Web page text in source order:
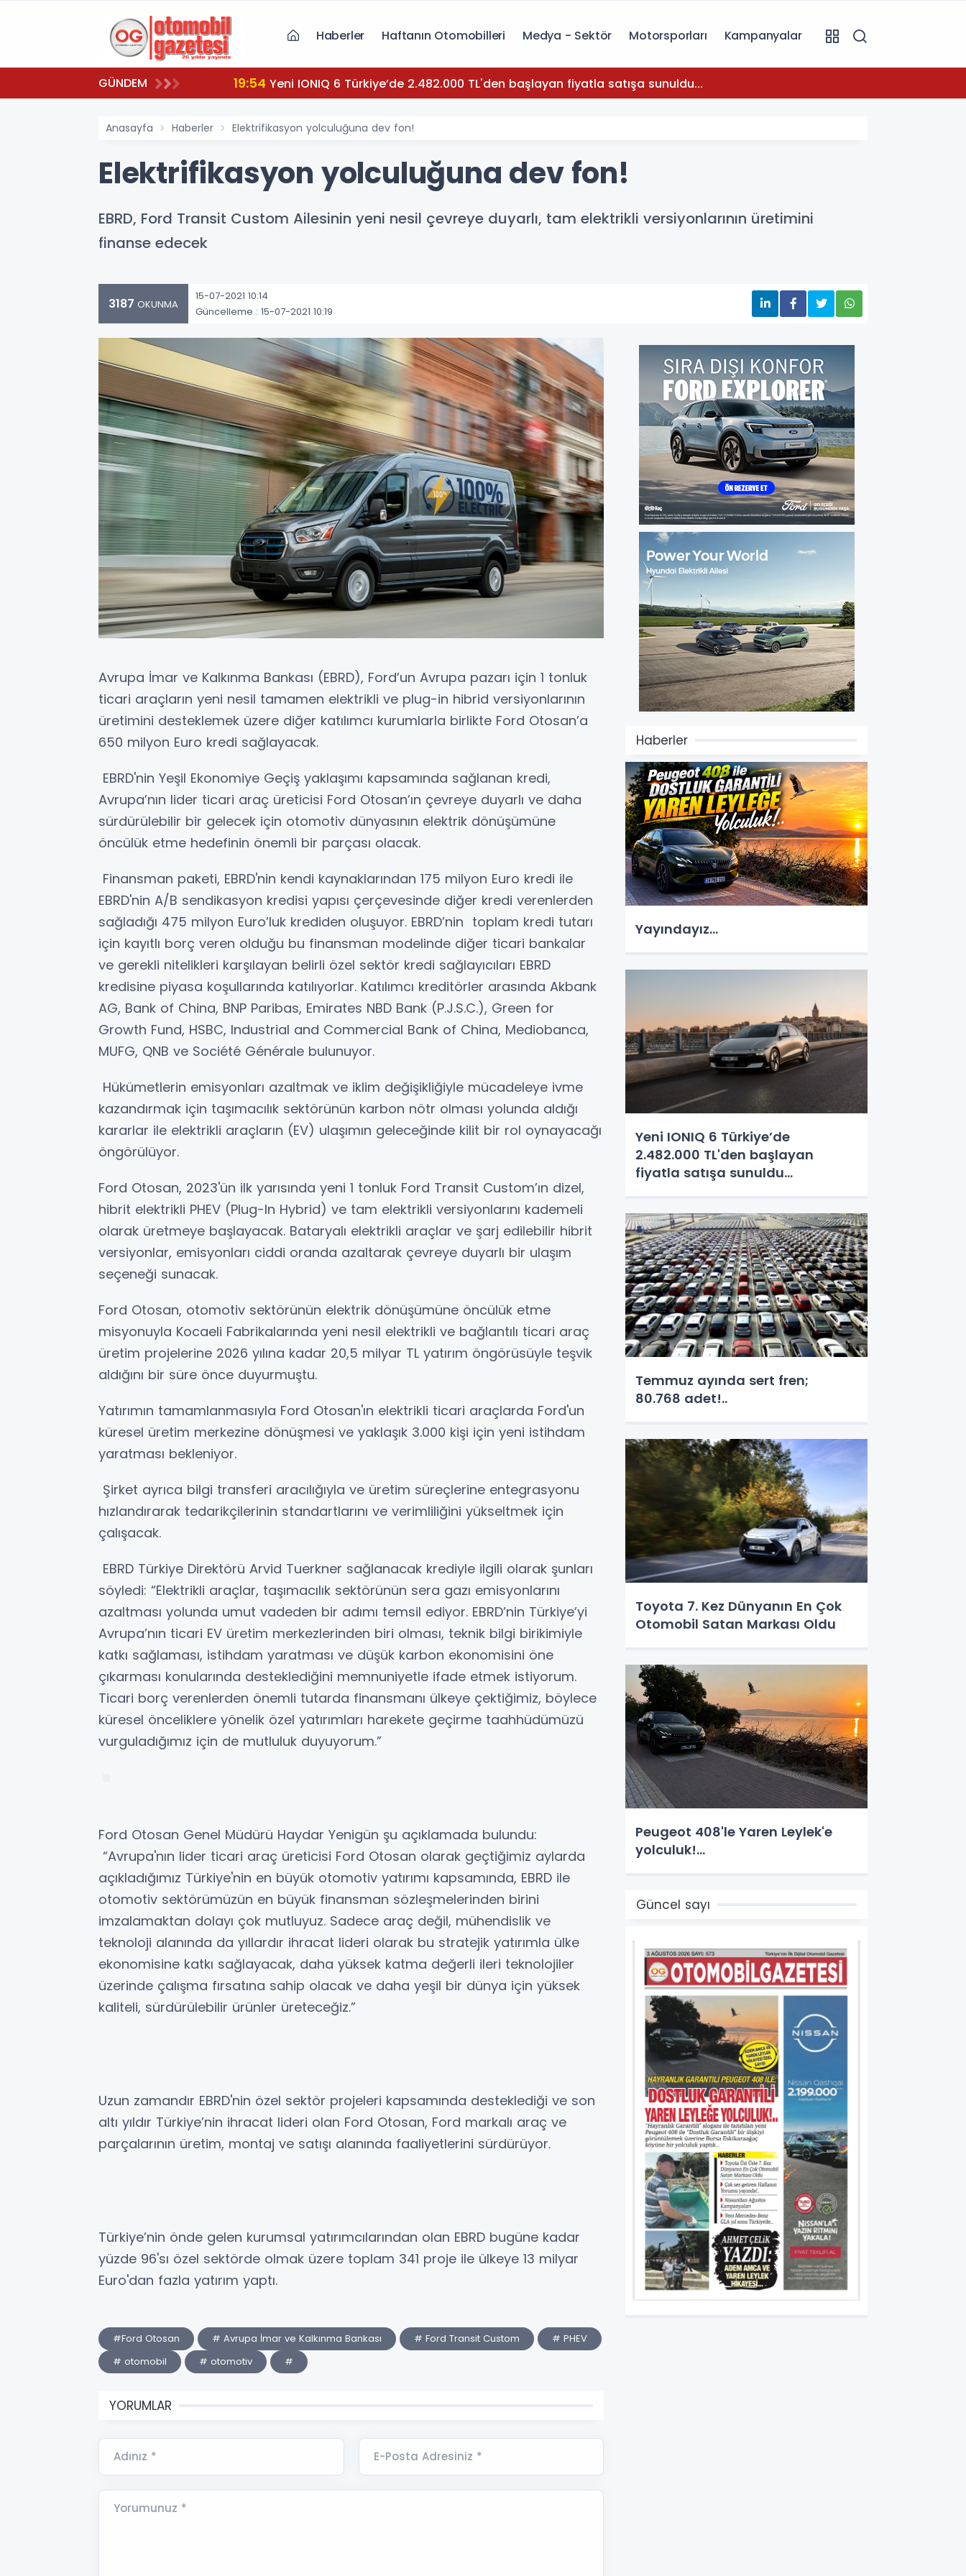
Haberler Haftanın Otomobilleri Medya - Sektör Motorsporları Kampanyalar
GÜNDEM 19:54 Yeni IONIQ 6 Türkiye’de 2.482.000 TL'den başlayan fiyatla satışa sunuldu...
Anasayfa Haberler Elektrifikasyon yolculuğuna dev fon!
Elektrifikasyon yolculuğuna dev fon!
EBRD, Ford Transit Custom Ailesinin yeni nesil çevreye duyarlı, tam elektrikli versiyonlarının üretimini
finanse edecek
3187 OKUNMA
15-07-2021 10:14
Güncelleme : 15-07-2021 10:19
Avrupa İmar ve Kalkınma Bankası (EBRD), Ford’un Avrupa pazarı için 1 tonluk
ticari araçların yeni nesil tamamen elektrikli ve plug-in hibrid versiyonlarının
üretimini desteklemek üzere diğer katılımcı kurumlarla birlikte Ford Otosan’a
650 milyon Euro kredi sağlayacak.
EBRD'nin Yeşil Ekonomiye Geçiş yaklaşımı kapsamında sağlanan kredi,
Avrupa’nın lider ticari araç üreticisi Ford Otosan’ın çevreye duyarlı ve daha
sürdürülebilir bir gelecek için otomotiv dünyasının elektrik dönüşümüne
öncülük etme hedefinin önemli bir parçası olacak.
Finansman paketi, EBRD'nin kendi kaynaklarından 175 milyon Euro kredi ile
EBRD'nin A/B sendikasyon kredisi yapısı çerçevesinde diğer kredi verenlerden
sağladığı 475 milyon Euro’luk krediden oluşuyor. EBRD’nin toplam kredi tutarı
için kayıtlı borç veren olduğu bu finansman modelinde diğer ticari bankalar
ve gerekli nitelikleri karşılayan belirli özel sektör kredi sağlayıcıları EBRD
kredisine piyasa koşullarında katılıyorlar. Katılımcı kreditörler arasında Akbank
AG, Bank of China, BNP Paribas, Emirates NBD Bank (P.J.S.C.), Green for
Growth Fund, HSBC, Industrial and Commercial Bank of China, Mediobanca,
MUFG, QNB ve Société Générale bulunuyor.
Hükümetlerin emisyonları azaltmak ve iklim değişikliğiyle mücadeleye ivme
kazandırmak için taşımacılık sektörünün karbon nötr olması yolunda aldığı
kararlar ile elektrikli araçların (EV) ulaşımın geleceğinde kilit bir rol oynayacağı
öngörülüyor.
Ford Otosan, 2023'ün ilk yarısında yeni 1 tonluk Ford Transit Custom’ın dizel,
hibrit elektrikli PHEV (Plug-In Hybrid) ve tam elektrikli versiyonlarını kademeli
olarak üretmeye başlayacak. Bataryalı elektrikli araçlar ve şarj edilebilir hibrit
versiyonlar, emisyonları ciddi oranda azaltarak çevreye duyarlı bir ulaşım
seçeneği sunacak.
Ford Otosan, otomotiv sektörünün elektrik dönüşümüne öncülük etme
misyonuyla Kocaeli Fabrikalarında yeni nesil elektrikli ve bağlantılı ticari araç
üretim projelerine 2026 yılına kadar 20,5 milyar TL yatırım öngörüsüyle teşvik
aldığını bir süre önce duyurmuştu.
Yatırımın tamamlanmasıyla Ford Otosan'ın elektrikli ticari araçlarda Ford'un
küresel üretim merkezine dönüşmesi ve yaklaşık 3.000 kişi için yeni istihdam
yaratması bekleniyor.
Şirket ayrıca bilgi transferi aracılığıyla ve üretim süreçlerine entegrasyonu
hızlandırarak tedarikçilerinin standartlarını ve verimliliğini yükseltmek için
çalışacak.
EBRD Türkiye Direktörü Arvid Tuerkner sağlanacak krediyle ilgili olarak şunları
söyledi: “Elektrikli araçlar, taşımacılık sektörünün sera gazı emisyonlarını
azaltması yolunda umut vadeden bir adımı temsil ediyor. EBRD’nin Türkiye’yi
Avrupa’nın ticari EV üretim merkezlerinden biri olması, teknik bilgi birikimiyle
katkı sağlaması, istihdam yaratması ve düşük karbon ekonomisini öne
çıkarması konularında desteklediğini memnuniyetle ifade etmek istiyorum.
Ticari borç verenlerden önemli tutarda finansmanı ülkeye çektiğimiz, böylece
küresel önceliklere yönelik özel yatırımları harekete geçirme taahhüdümüzü
vurguladığımız için de mutluluk duyuyorum.”
Ford Otosan Genel Müdürü Haydar Yenigün şu açıklamada bulundu:
“Avrupa'nın lider ticari araç üreticisi Ford Otosan olarak geçtiğimiz aylarda
açıkladığımız Türkiye'nin en büyük otomotiv yatırımı kapsamında, EBRD ile
otomotiv sektörümüzün en büyük finansman sözleşmelerinden birini
imzalamaktan dolayı çok mutluyuz. Sadece araç değil, mühendislik ve
teknoloji alanında da yıllardır ihracat lideri olarak bu stratejik yatırımla ülke
ekonomisine katkı sağlayacak, daha yüksek katma değerli ileri teknolojiler
üzerinde çalışma fırsatına sahip olacak ve daha yeşil bir dünya için yüksek
kaliteli, sürdürülebilir ürünler üreteceğiz.”
Uzun zamandır EBRD'nin özel sektör projeleri kapsamında desteklediği ve son
altı yıldır Türkiye’nin ihracat lideri olan Ford Otosan, Ford markalı araç ve
parçalarının üretim, montaj ve satışı alanında faaliyetlerini sürdürüyor.
Türkiye’nin önde gelen kurumsal yatırımcılarından olan EBRD bugüne kadar
yüzde 96'sı özel sektörde olmak üzere toplam 341 proje ile ülkeye 13 milyar
Euro'dan fazla yatırım yaptı.
#Ford Otosan # Avrupa İmar ve Kalkınma Bankası # Ford Transit Custom
# PHEV
# otomobil
# otomotiv #
YORUMLAR
Adınız * E-Posta Adresiniz *
Yorumunuz *
Haberler
Yayındayız...
Yeni IONIQ 6 Türkiye’de
2.482.000 TL'den başlayan
fiyatla satışa sunuldu...
Temmuz ayında sert fren;
80.768 adet!..
Toyota 7. Kez Dünyanın En Çok
Otomobil Satan Markası Oldu
Peugeot 408'le Yaren Leylek'e
yolculuk!...
Güncel sayı